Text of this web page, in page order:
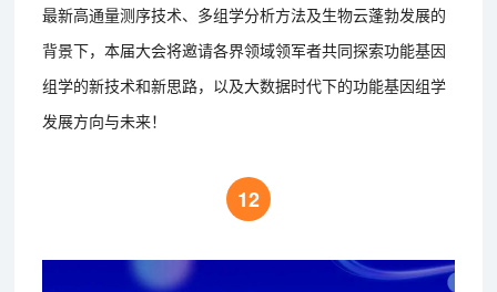
最新高通量测序技术、多组学分析方法及生物云蓬勃发展的
背景下，本届大会将邀请各界领域领军者共同探索功能基因
组学的新技术和新思路，以及大数据时代下的功能基因组学
发展方向与未来！
12